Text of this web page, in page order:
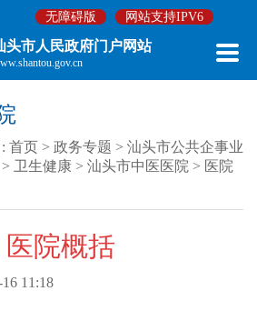
无障碍版 网站支持IPV6
头市人民政府门户网站
首页 > 政务专题 > 汕头市公共企事业
> 卫生健康 > 汕头市中医医院 > 医院
医院概括
11:18